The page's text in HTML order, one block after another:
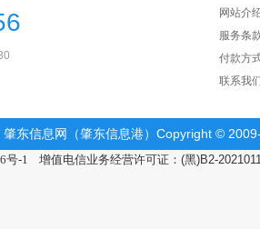
网站介
服务条
付款方
联系我
肇东信息网（肇东信息港）Copyright ©
号-1 增值电信业务经营许可证：(黑)B2-